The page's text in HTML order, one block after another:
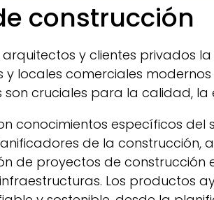
construcción
y clientes privados
y locales comerciales
cruciales para la calidad, la
conocimientos específicos del
de la construcción,
de proyectos de construcción
Los productos